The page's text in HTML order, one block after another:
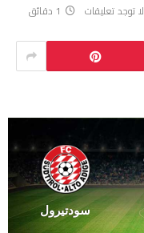
لا توجد تعليقات 1 دقائق
سودتيرول